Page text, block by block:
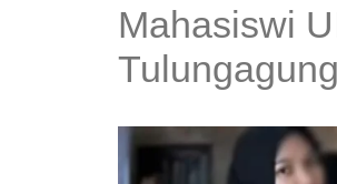
Mahasiswi